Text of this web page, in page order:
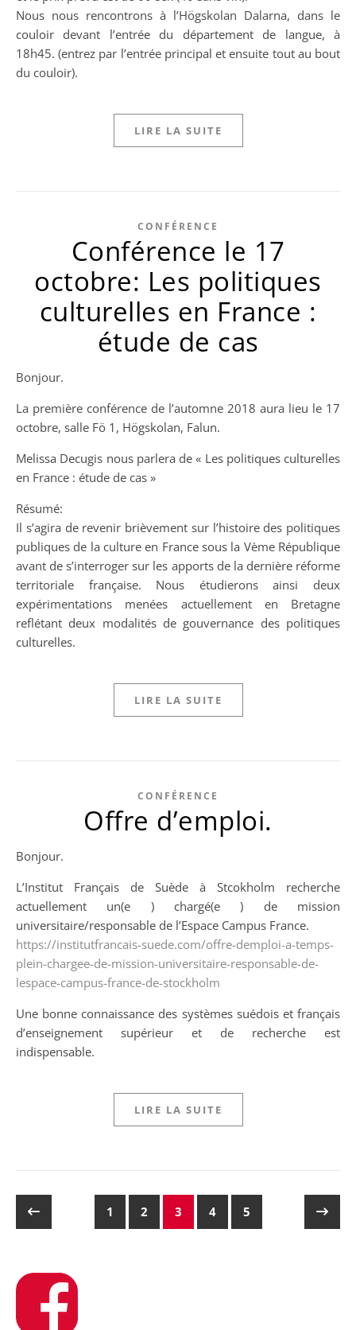
Nous nous rencontrons à l’Högskolan Dalarna, dans le
couloir devant l’entrée du département de langue, à
18h45. (entrez par l’entrée principal et ensuite tout au bout
du couloir).
LIRE LA SUITE
CONFÉRENCE
Conférence le 17
octobre: Les politiques
culturelles en France :
étude de cas
Bonjour.
La première conférence de l’automne 2018 aura lieu le 17
octobre, salle Fö 1, Högskolan, Falun.
Melissa Decugis nous parlera de « Les politiques culturelles
en France : étude de cas »
Résumé:
Il s’agira de revenir brièvement sur l’histoire des politiques
publiques de la culture en France sous la Vème République
avant de s’interroger sur les apports de la dernière réforme
territoriale française. Nous étudierons ainsi deux
expérimentations menées actuellement en Bretagne
reflétant deux modalités de gouvernance des politiques
culturelles.
LIRE LA SUITE
CONFÉRENCE
Offre d’emploi.
Bonjour.
L’Institut Français de Suède à Stcokholm recherche
actuellement un(e ) chargé(e ) de mission
universitaire/responsable de l’Espace Campus France.
https://institutfrancais-suede.com/offre-demploi-a-temps-
plein-chargee-de-mission-universitaire-responsable-de-
lespace-campus-france-de-stockholm
Une bonne connaissance des systèmes suédois et français
d’enseignement supérieur et de recherche est
indispensable.
LIRE LA SUITE
1 2 3 4 5